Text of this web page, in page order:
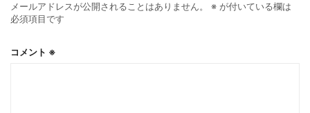
メールアドレスが公開されることはありません。 ※ が付いている欄は
必須項目です
コメント ※